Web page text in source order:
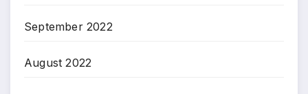
September 2022
August 2022